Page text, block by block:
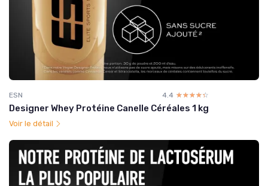
ESN 4.4 ☆☆☆☆☆
★★★★★
Designer Whey Protéine Canelle Céréales 1 kg
Voir le détail